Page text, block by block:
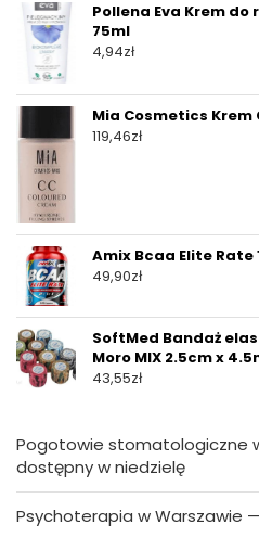
Pollena Eva Krem
75ml
4,94zł
Mia Cosmetics Krem
119,46zł
Amix Bcaa Elite Rate
49,90zł
SoftMed Bandaż
Moro MIX 2.5cm x
43,55zł
Pogotowie stomatologiczne
dostępny w niedzielę
Psychoterapia w Warszawie